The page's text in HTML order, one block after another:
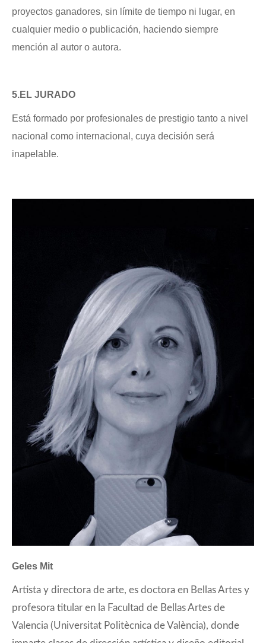
proyectos ganadores, sin límite de tiempo ni lugar, en
cualquier medio o publicación, haciendo siempre
mención al autor o autora.
5.EL JURADO
Está formado por profesionales de prestigio tanto a nivel
nacional como internacional, cuya decisión será
inapelable.
Geles Mit
Artista y directora de arte, es doctora en Bellas Artes y
profesora titular en la Facultad de Bellas Artes de
Valencia (Universitat Politècnica de València), donde